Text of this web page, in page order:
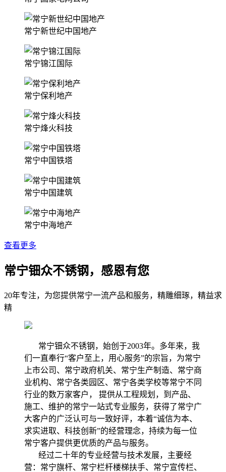
常宁新世纪中国地产
常宁锦江国际
常宁保利地产
常宁烽火科技
常宁中国铁塔
常宁中国建筑
常宁中海地产
查看更多
常宁钿众不锈钢，感恩有您
20年专注，为您提供常宁一流产品和服务，精雕细琢，精益求
精
常宁钿众不锈钢，始创于2003年。多年来，我
们一直奉行“客户至上，用心服务”的宗旨，为常宁
上市公司、常宁政府机关、常宁生产制造、常宁商
业机构、常宁各类园区、常宁各类学校等常宁不同
行业的数万家客户， 提供从工程规划，到产品、
施工、维护的常宁一站式专业服务，获得了常宁广
大客户的广泛认可与一致好评，本着“诚信为本、
求实进取、科技创新”的经营理念，持续为每一位
常宁客户提供更优质的产品与服务。
经过二十年的专业经营与技术发展，主要经
营：常宁旗杆、常宁栏杆楼梯扶手、常宁宣传栏、